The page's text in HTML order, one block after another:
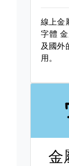
線上金
字體
及國外
用。
金